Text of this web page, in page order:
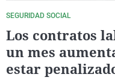
SEGURIDAD SOCIAL
Los contratos
un mes
estar